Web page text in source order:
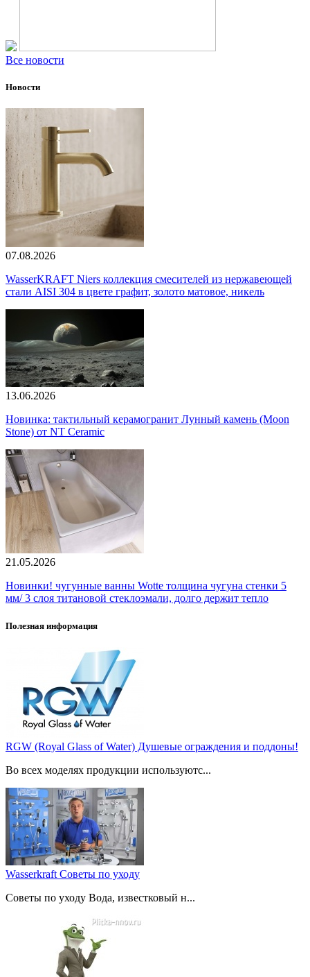
Все новости
Новости
07.08.2026
WasserKRAFT Niers коллекция смесителей из нержавеющей
стали AISI 304 в цвете графит, золото матовое, никель
13.06.2026
Новинка: тактильный керамогранит Лунный камень (Moon
Stone) от NT Ceramic
21.05.2026
Новинки! чугунные ванны Wotte толщина чугуна стенки 5
мм/ 3 слоя титановой стеклоэмали, долго держит тепло
Полезная информация
RGW (Royal Glass of Water) Душевые ограждения и поддоны!
Во всех моделях продукции используютс...
Wasserkraft Советы по уходу
Советы по уходу Вода, известковый н...